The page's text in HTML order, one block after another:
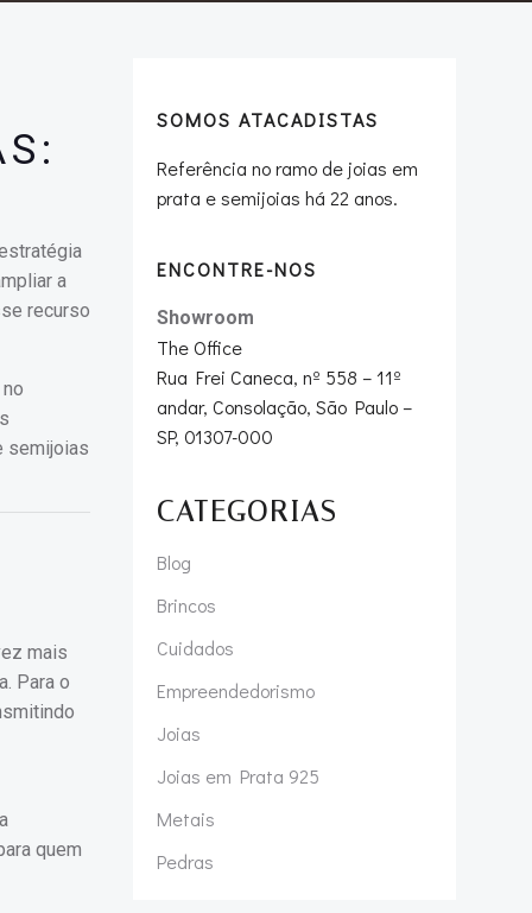
a
recurso
semijoias
mais
Para o
quem
SOMOS ATACADISTAS
Referência no ramo de joias em
prata e semijoias há 22 anos.
ENCONTRE-NOS
Showroom
The Office
Rua Frei Caneca, nº 558 – 11º
andar, Consolação, São Paulo –
SP, 01307-000
CATEGORIAS
Blog
Brincos
Cuidados
Empreendedorismo
Joias
Joias em Prata 925
Metais
Pedras